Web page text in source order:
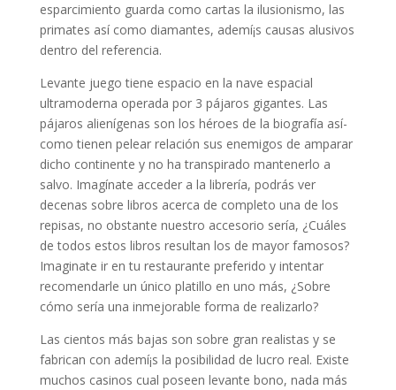
esparcimiento guarda como cartas la ilusionismo, las
primates así­ como diamantes, ademí¡s causas alusivos
dentro del referencia.
Levante juego tiene espacio en la nave espacial
ultramoderna operada por 3 pájaros gigantes. Las
pájaros alienígenas son los héroes de la biografía así­
como tienen pelear relación sus enemigos de amparar
dicho continente y no ha transpirado mantenerlo a
salvo. Imagínate acceder a la librería, podrás ver
decenas sobre libros acerca de completo una de los
repisas, no obstante nuestro accesorio serí­a, ¿Cuáles
de todos estos libros resultan los de mayor famosos?
Imaginate ir en tu restaurante preferido y intentar
recomendarle un único platillo en uno más, ¿Sobre
cómo sería una inmejorable forma de realizarlo?
Las cientos más bajas son sobre gran realistas y se
fabrican con ademí¡s la posibilidad de lucro real. Existe
muchos casinos cual poseen levante bono, nada más